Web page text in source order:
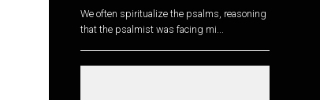
We often spiritualize the psalms, reasoning
that the psalmist was facing mi...